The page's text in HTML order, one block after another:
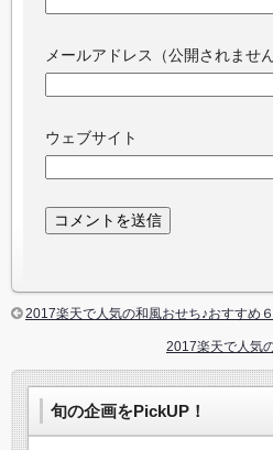
メールアドレス（公開されません
ウェブサイト
2017楽天で人気の和風おせち♪おすすめ６
2017楽天で人気
旬の企画をPickUP！